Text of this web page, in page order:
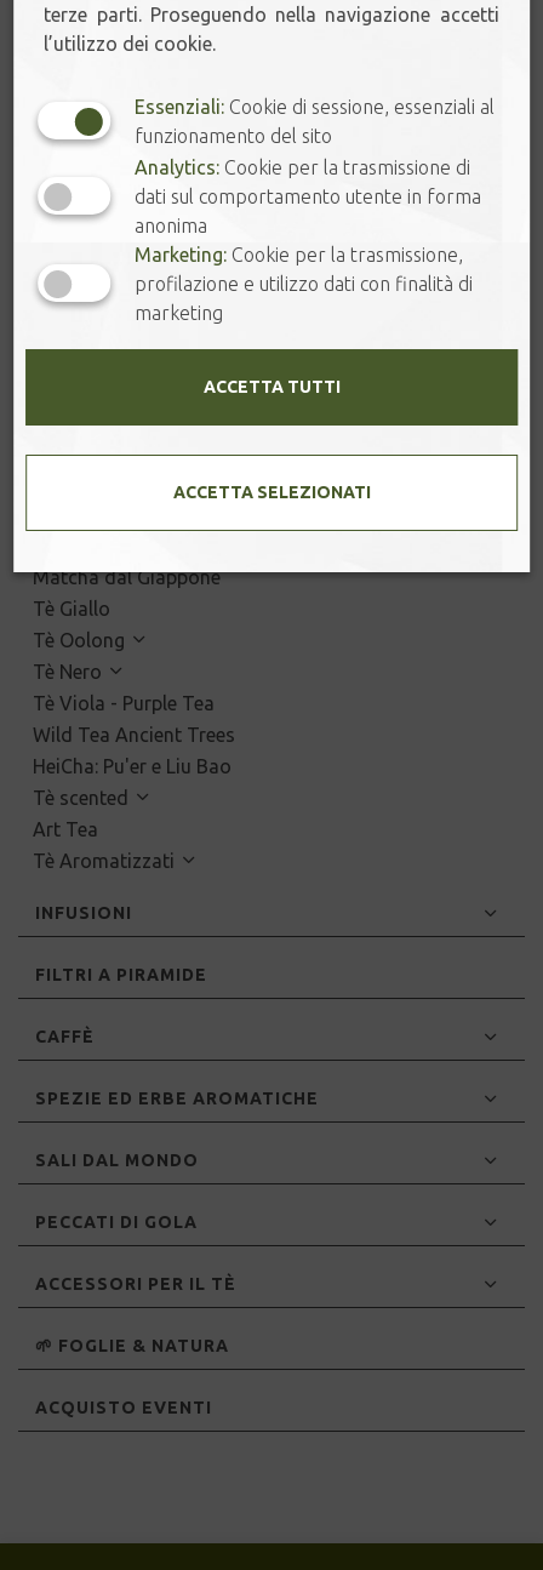
ORIENTAL.
FLOREALE. SPEZIATO.
CARTA REGALO
🔔 SCONTI ONLINE
FOGLIE DI TÈ
Matcha dal Giappone
Tè Giallo
Tè Oolong
Tè Nero
Tè Viola - Purple Tea
Wild Tea Ancient Trees
HeiCha: Pu'er e Liu Bao
Tè scented
Art Tea
Tè Aromatizzati
INFUSIONI
FILTRI A PIRAMIDE
CAFFÈ
SPEZIE ED ERBE AROMATICHE
SALI DAL MONDO
PECCATI DI GOLA
ACCESSORI PER IL TÈ
🌱 FOGLIE & NATURA
ACQUISTO EVENTI
terze parti. Proseguendo nella navigazione accetti
l’utilizzo dei cookie.
Essenziali: Cookie di sessione, essenziali al
funzionamento del sito
Analytics: Cookie per la trasmissione di
dati sul comportamento utente in forma
anonima
Marketing: Cookie per la trasmissione,
profilazione e utilizzo dati con finalità di
marketing
ACCETTA TUTTI
ACCETTA SELEZIONATI